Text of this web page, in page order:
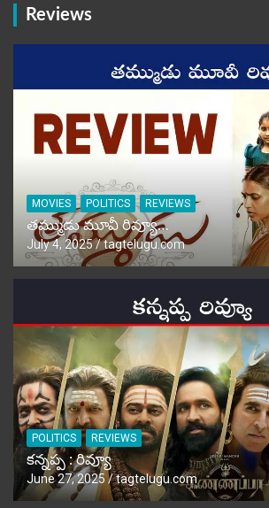
Reviews
MOVIES POLITICS REVIEWS
తమ్ముడు మూవీ రివ్యూ…
July 4, 2025 tagtelugu.com
POLITICS REVIEWS
కన్నప్ప : రివ్యూ
June 27, 2025 tagtelugu.com